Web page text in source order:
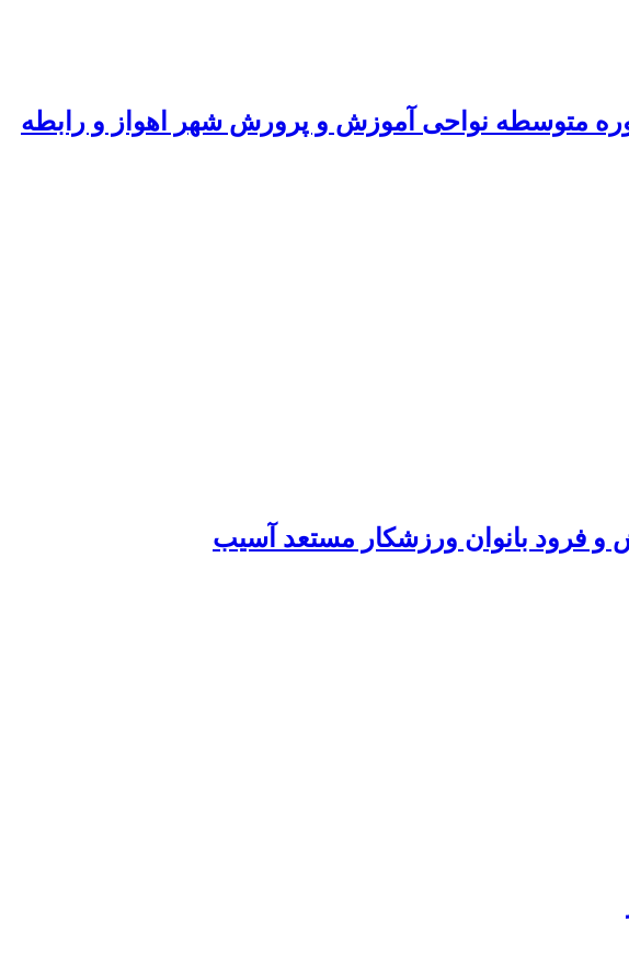
متوسطه نواحی آموزش و پرورش شهر اهواز و رابطه
و فرود بانوان ورزشکار مستعد آسیب